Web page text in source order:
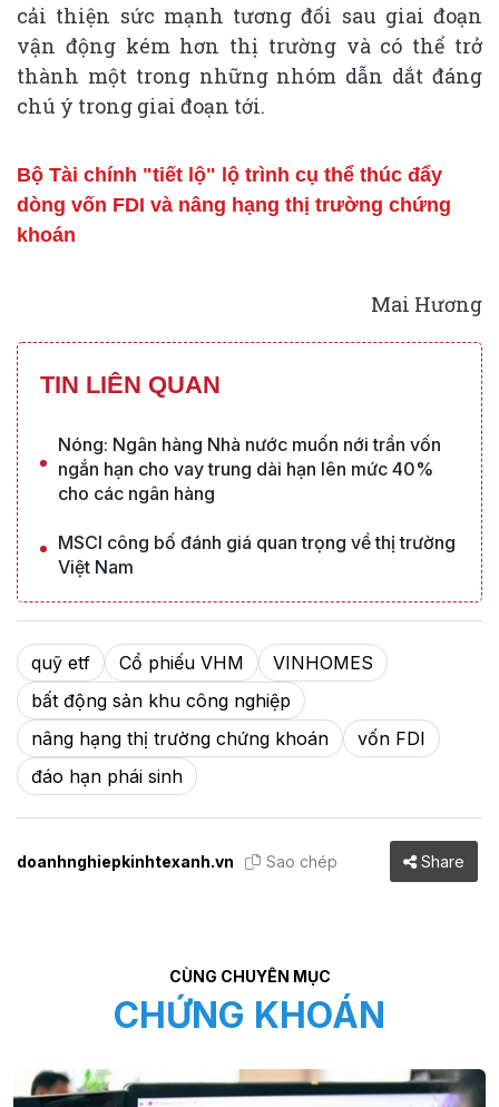
cải thiện sức mạnh tương đối sau giai đoạn
vận động kém hơn thị trường và có thể trở
thành một trong những nhóm dẫn dắt đáng
chú ý trong giai đoạn tới.
Bộ Tài chính "tiết lộ" lộ trình cụ thể thúc đẩy
dòng vốn FDI và nâng hạng thị trường chứng
khoán
Mai Hương
TIN LIÊN QUAN
Nóng: Ngân hàng Nhà nước muốn nới trần vốn
ngắn hạn cho vay trung dài hạn lên mức 40%
cho các ngân hàng
MSCI công bố đánh giá quan trọng về thị trường
Việt Nam
quỹ etf Cổ phiếu VHM
VINHOMES
bất động sản khu công nghiệp
nâng hạng thị trường chứng khoán
vốn FDI
đáo hạn phái sinh
doanhnghiepkinhtexanh.vn Sao chép Share
CÙNG CHUYÊN MỤC
CHỨNG KHOÁN